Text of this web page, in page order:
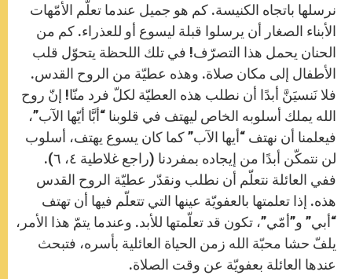
نرسلها باتجاه الكنيسة. كم هو جميل عندما تعلّم الأمّهات
الأبناء الصغار أن يرسلوا قبلة ليسوع أو للعذراء. كم من
الحنان يحمل هذا التصرّف! في تلك اللحظة يتحوّل قلب
الأطفال إلى مكان صلاة. وهذه عطيّة من الروح القدس.
فلا نَنسيَنَّ أبدًا أن نطلب هذه العطيّة لكلّ فرد منّا! إنّ روح
الله يملك أسلوبه الخاص ليهتف في قلوبنا “أبَّا أيّها الآب”،
فيعلمنا أن نهتف “أيها الآب” كما كان يسوع يهتف، أسلوب
لن نتمكّن أبدًا من إيجاده بمفردنا (راجع غلاطية ٤، ٦).
ففي العائلة نتعلّم أن نطلب ونقدّر عطيّة الروح القدس
هذه. إذا تعلمتها بالعفويّة عينها التي تتعلّم فيها أن تهتف
“أبي” و”أمّي”، تكون قد تعلّمتها للأبد. وعندما يتمّ هذا الأمر،
يلفّ حشا محبّة الله زمن الحياة العائلية بأسره، فتبحث
عندها العائلة بعفويّة عن وقت الصلاة.